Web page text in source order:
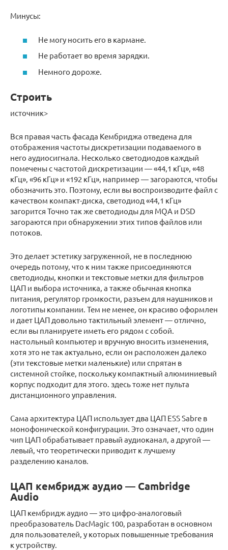
Минусы:
Не могу носить его в кармане.
Не работает во время зарядки.
Немного дороже.
Строить
источник>
Вся правая часть фасада Кембриджа отведена для
отображения частоты дискретизации подаваемого в
него аудиосигнала. Несколько светодиодов каждый
помечены с частотой дискретизации — «44,1 кГц», «48
кГц», «96 кГц» и «192 кГц», например — загораются, чтобы
обозначить это. Поэтому, если вы воспроизводите файл с
качеством компакт-диска, светодиод «44,1 кГц»
загорится Точно так же светодиоды для MQA и DSD
загораются при обнаружении этих типов файлов или
потоков.
Это делает эстетику загруженной, не в последнюю
очередь потому, что к ним также присоединяются
светодиоды, кнопки и текстовые метки для фильтров
ЦАП и выбора источника, а также обычная кнопка
питания, регулятор громкости, разъем для наушников и
логотипы компании. Тем не менее, он красиво оформлен
и дает ЦАП довольно тактильный элемент — отлично,
если вы планируете иметь его рядом с собой.
настольный компьютер и вручную вносить изменения,
хотя это не так актуально, если он расположен далеко
(эти текстовые метки маленькие) или спрятан в
системной стойке, поскольку компактный алюминиевый
корпус подходит для этого. здесь тоже нет пульта
дистанционного управления.
Сама архитектура ЦАП использует два ЦАП ESS Sabre в
монофонической конфигурации. Это означает, что один
чип ЦАП обрабатывает правый аудиоканал, а другой —
левый, что теоретически приводит к лучшему
разделению каналов.
ЦАП кембридж аудио — Cambridge
Audio
ЦАП кембридж аудио — это цифро-аналоговый
преобразователь DacMagic 100, разработан в основном
для пользователей, у которых повышенные требования
к устройству.